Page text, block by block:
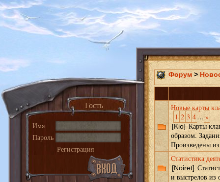
Гость
Имя
Пароль
Регистрация
Форум >
Новые карты
1 2 3 4…»
[Kio]Карты
образом.
Произведены
Статистика
[Noiret]
и выстрелов из